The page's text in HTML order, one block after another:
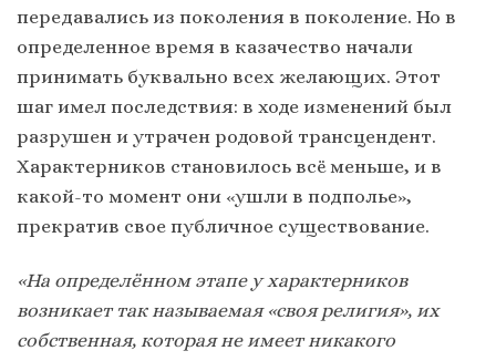
передавались из поколения в поколение. Но в
определенное время в казачество начали
принимать буквально всех желающих. Этот
шаг имел последствия: в ходе изменений был
разрушен и утрачен родовой трансцендент.
Характерников становилось всё меньше, и в
какой-то момент они «ушли в подполье»,
прекратив свое публичное существование.
«На определённом этапе у характерников
возникает так называемая «своя религия», их
собственная, которая не имеет никакого